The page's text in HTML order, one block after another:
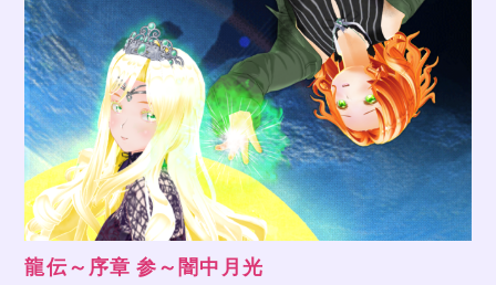
龍伝～序章 参～闇中月光